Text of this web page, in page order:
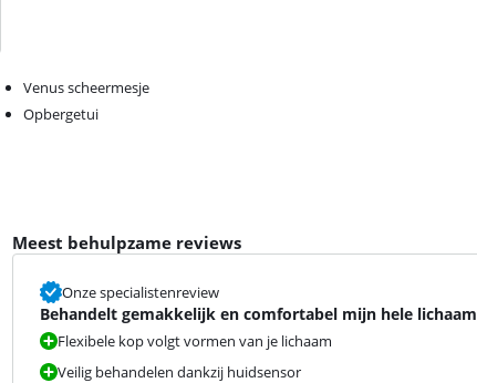
Venus scheermesje
Opbergetui
Meest behulpzame reviews
Onze specialistenreview
Behandelt gemakkelijk en comfortabel mijn hele lichaam
Flexibele kop volgt vormen van je lichaam
Veilig behandelen dankzij huidsensor